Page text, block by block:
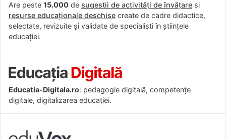
Are peste 15.000 de sugestii de activități de învățare și
resurse educaționale deschise create de cadre didactice,
selectate, revizuite și validate de specialiști în științele
educației.
Educatia-Digitala.ro: pedagogie digitală, competențe
digitale, digitalizarea educației.